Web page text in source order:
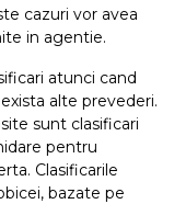
cazuri vor avea
in agentie.
atunci cand
alte prevederi.
sunt clasificari
pentru
Clasificarile
bazate pe